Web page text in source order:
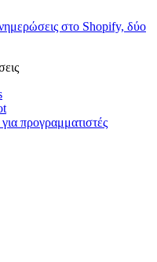
στο Shopify, δύο
προγραμματιστές